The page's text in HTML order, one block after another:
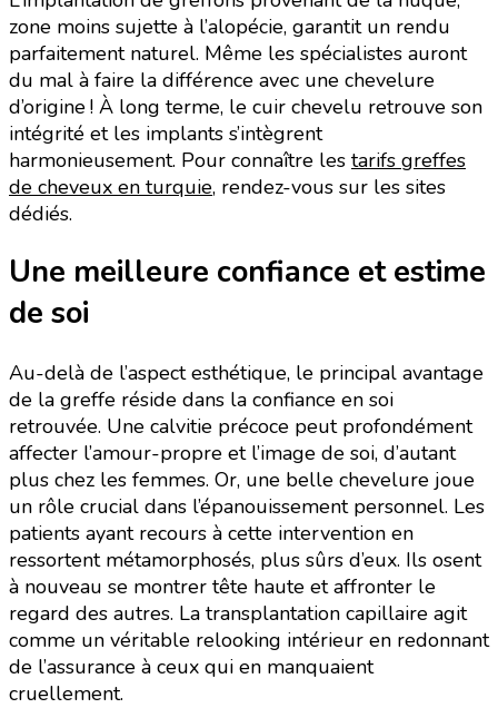
zone moins sujette à l’alopécie, garantit un rendu
parfaitement naturel. Même les spécialistes auront
du mal à faire la différence avec une chevelure
d’origine ! À long terme, le cuir chevelu retrouve son
intégrité et les implants s’intègrent
harmonieusement. Pour connaître les tarifs greffes
de cheveux en turquie, rendez-vous sur les sites
dédiés.
Une meilleure confiance et estime
de soi
Au-delà de l’aspect esthétique, le principal avantage
de la greffe réside dans la confiance en soi
retrouvée. Une calvitie précoce peut profondément
affecter l’amour-propre et l’image de soi, d’autant
plus chez les femmes. Or, une belle chevelure joue
un rôle crucial dans l’épanouissement personnel. Les
patients ayant recours à cette intervention en
ressortent métamorphosés, plus sûrs d’eux. Ils osent
à nouveau se montrer tête haute et affronter le
regard des autres. La transplantation capillaire agit
comme un véritable relooking intérieur en redonnant
de l’assurance à ceux qui en manquaient
cruellement.